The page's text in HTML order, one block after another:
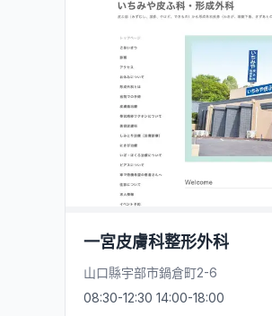
一宮皮膚科整形外科
山口縣宇部市鍋倉町2-6
08:30-12:30 14:00-18:00